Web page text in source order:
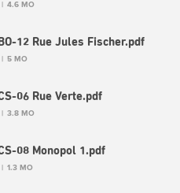
4.6 MO
12 Rue Jules Fischer.pdf
5 MO
06 Rue Verte.pdf
3.8 MO
08 Monopol 1.pdf
1.3 MO